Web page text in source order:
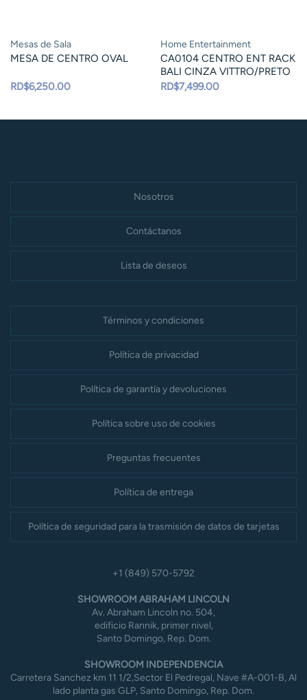
Mesas de Sala
MESA DE CENTRO OVAL
RD$6,250.00
Home Entertainment
CA0104 CENTRO ENT RACK
BALI CINZA VITTRO/PRETO
RD$7,499.00
Nosotros
Contáctanos
Lista de deseos
Términos y condiciones
Política de privacidad
Política de garantía y devoluciones
Política sobre uso de cookies
Preguntas frecuentes
Política de entrega
Política de seguridad para la trasmisión de datos de tarjetas
+1 (849) 570-5792
SHOWROOM ABRAHAM LINCOLN
Av. Abraham Lincoln no. 504,
edificio Rannik, primer nivel,
Santo Domingo, Rep. Dom.
SHOWROOM INDEPENDENCIA
Carretera Sanchez km 11 1/2,Sector El Pedregal, Nave #A-001-B, Al
lado planta gas GLP, Santo Domingo, Rep. Dom.